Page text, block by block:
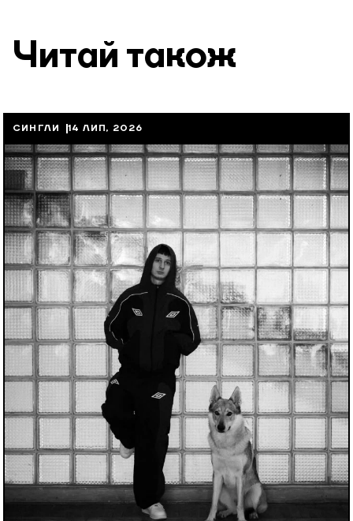
Читай також
СИНГЛИ 14 ЛИП, 2026